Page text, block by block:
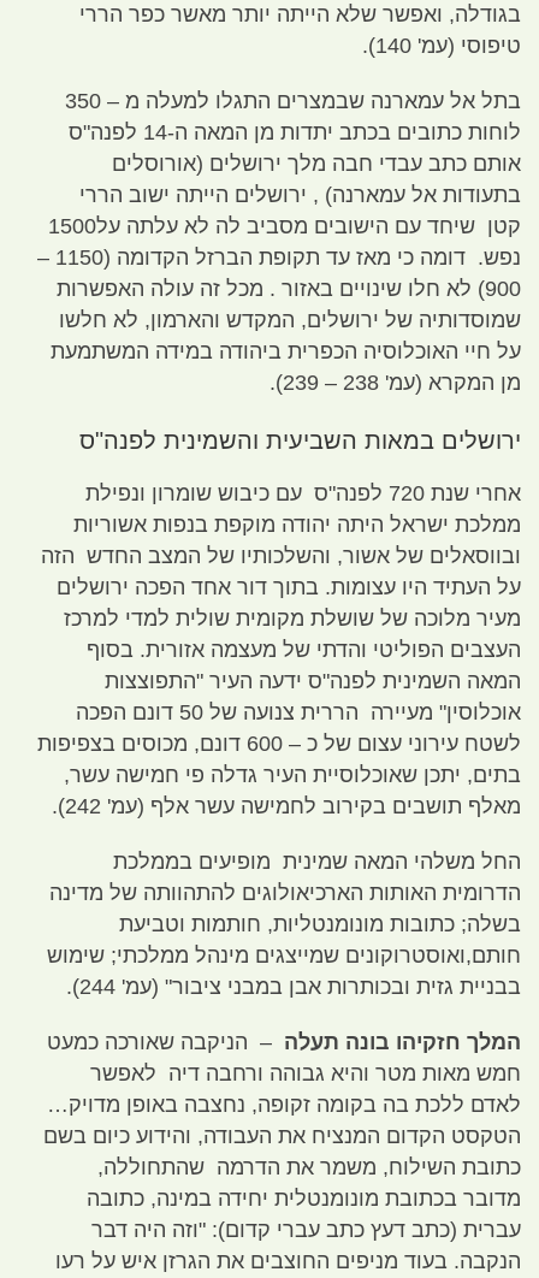
בגודלה, ואפשר שלא הייתה יותר מאשר כפר הררי
טיפוסי (עמ' 140).
בתל אל עמארנה שבמצרים התגלו למעלה מ – 350
לוחות כתובים בכתב יתדות מן המאה ה-14 לפנה"ס
אותם כתב עבדי חבה מלך ירושלים (אורוסלים
בתעודות אל עמארנה) , ירושלים הייתה ישוב הררי
קטן שיחד עם הישובים מסביב לה לא עלתה על1500
נפש. דומה כי מאז עד תקופת הברזל הקדומה
(1150 –
900)
לא חלו שינויים באזור . מכל זה עולה האפשרות
שמוסדותיה של ירושלים, המקדש והארמון, לא חלשו
על חיי האוכלוסיה הכפרית ביהודה במידה המשתמעת
מן המקרא (עמ' 238 – 239).
ירושלים במאות השביעית והשמינית לפנה"ס
אחרי שנת 720 לפנה"ס עם כיבוש שומרון ונפילת
ממלכת ישראל היתה יהודה מוקפת בנפות אשוריות
ובווסאלים של אשור, והשלכותיו של המצב החדש הזה
על העתיד היו עצומות. בתוך דור אחד הפכה ירושלים
מעיר מלוכה של שושלת מקומית שולית למדי למרכז
העצבים הפוליטי והדתי של מעצמה אזורית. בסוף
המאה השמינית לפנה"ס ידעה העיר "התפוצצות
אוכלוסין" מעיירה הררית צנועה של 50 דונם הפכה
לשטח עירוני עצום של כ – 600 דונם, מכוסים בצפיפות
בתים, יתכן שאוכלוסיית העיר גדלה פי חמישה עשר,
מאלף תושבים בקירוב לחמישה עשר אלף (עמ' 242).
החל משלהי המאה שמינית מופיעים בממלכת
הדרומית האותות הארכיאולוגים להתהוותה של מדינה
בשלה; כתובות מונומנטליות, חותמות וטביעת
חותם,ואוסטרוקונים שמייצגים מינהל ממלכתי; שימוש
בבניית גזית ובכותרות אבן במבני ציבור" (עמ' 244).
המלך חזקיהו בונה תעלה – הניקבה שאורכה כמעט
חמש מאות מטר והיא גבוהה ורחבה דיה לאפשר
לאדם ללכת בה בקומה זקופה, נחצבה באופן מדויק…
הטקסט הקדום המנציח את העבודה, והידוע כיום בשם
כתובת השילוח, משמר את הדרמה שהתחוללה,
מדובר בכתובת מונומנטלית יחידה במינה, כתובה
עברית (כתב דעץ כתב עברי קדום): "וזה היה דבר
הנקבה. בעוד מניפים החוצבים את הגרזן איש על רעו